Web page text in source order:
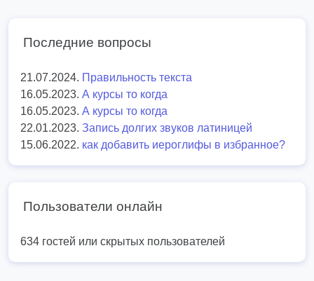
Последние вопросы
21.07.2024. Правильность текста
16.05.2023. А курсы то когда
16.05.2023. А курсы то когда
22.01.2023. Запись долгих звуков латиницей
15.06.2022. как добавить иероглифы в избранное?
Пользователи онлайн
634 гостей или скрытых пользователей